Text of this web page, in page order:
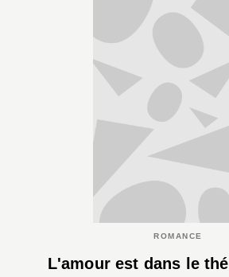
ROMANCE
L'amour est dans le